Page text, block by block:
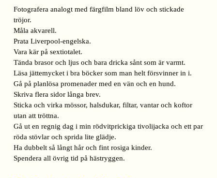
Fotografera analogt med färgfilm bland löv och stickade
tröjor.
Måla akvarell.
Prata Liverpool-engelska.
Vara kär på sextiotalet.
Tända brasor och ljus och bara dricka sånt som är varmt.
Läsa jättemycket i bra böcker som man helt försvinner in i.
Gå på planlösa promenader med en vän och en hund.
Skriva flera sidor långa brev.
Sticka och virka mössor, halsdukar, filtar, vantar och koftor
utan att tröttna.
Gå ut en regnig dag i min rödvitprickiga tivolijacka och ett par
röda stövlar och sprida lite glädje.
Ha dubbelt så långt hår och fint rosiga kinder.
Spendera all övrig tid på hästryggen.